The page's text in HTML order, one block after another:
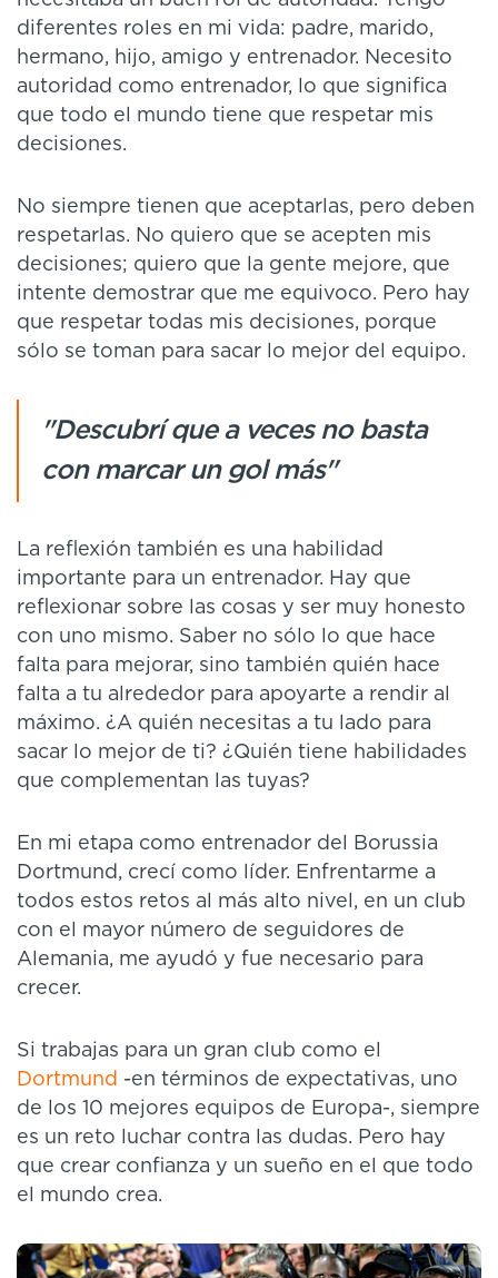
diferentes roles en mi vida: padre, marido,
hermano, hijo, amigo y entrenador. Necesito
autoridad como entrenador, lo que significa
que todo el mundo tiene que respetar mis
decisiones.
No siempre tienen que aceptarlas, pero deben
respetarlas. No quiero que se acepten mis
decisiones; quiero que la gente mejore, que
intente demostrar que me equivoco. Pero hay
que respetar todas mis decisiones, porque
sólo se toman para sacar lo mejor del equipo.
"Descubrí que a veces no basta
con marcar un gol más"
La reflexión también es una habilidad
importante para un entrenador. Hay que
reflexionar sobre las cosas y ser muy honesto
con uno mismo. Saber no sólo lo que hace
falta para mejorar, sino también quién hace
falta a tu alrededor para apoyarte a rendir al
máximo. ¿A quién necesitas a tu lado para
sacar lo mejor de ti? ¿Quién tiene habilidades
que complementan las tuyas?
En mi etapa como entrenador del Borussia
Dortmund, crecí como líder. Enfrentarme a
todos estos retos al más alto nivel, en un club
con el mayor número de seguidores de
Alemania, me ayudó y fue necesario para
crecer.
Si trabajas para un gran club como el
Dortmund -en términos de expectativas, uno
de los 10 mejores equipos de Europa-, siempre
es un reto luchar contra las dudas. Pero hay
que crear confianza y un sueño en el que todo
el mundo crea.